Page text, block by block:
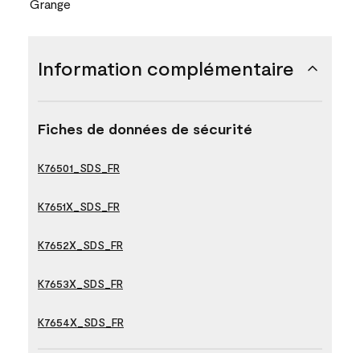
Grange
Information complémentaire
Fiches de données de sécurité
K76501_SDS_FR
K7651X_SDS_FR
K7652X_SDS_FR
K7653X_SDS_FR
K7654X_SDS_FR